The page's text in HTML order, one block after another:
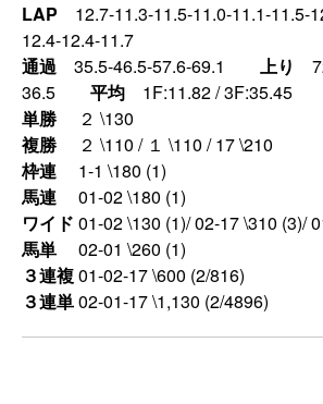
LAP 12.7-11.3-11.5-11.0-11.1-11.5-
12.4-12.4-11.7
通過 35.5-46.5-57.6-69.1 上り
36.5 平均 1F:11.82 / 3F:35.45
単勝
２ \130
複勝
２ \110 / １ \110 / 17 \210
枠連
1-1 \180 (1)
馬連
01-02 \180 (1)
ワイド 01-02 \130 (1)/ 02-17 \310 (3)/
馬単
02-01 \260 (1)
３連複01-02-17 \600 (2/816)
３連単02-01-17 \1,130 (2/4896)